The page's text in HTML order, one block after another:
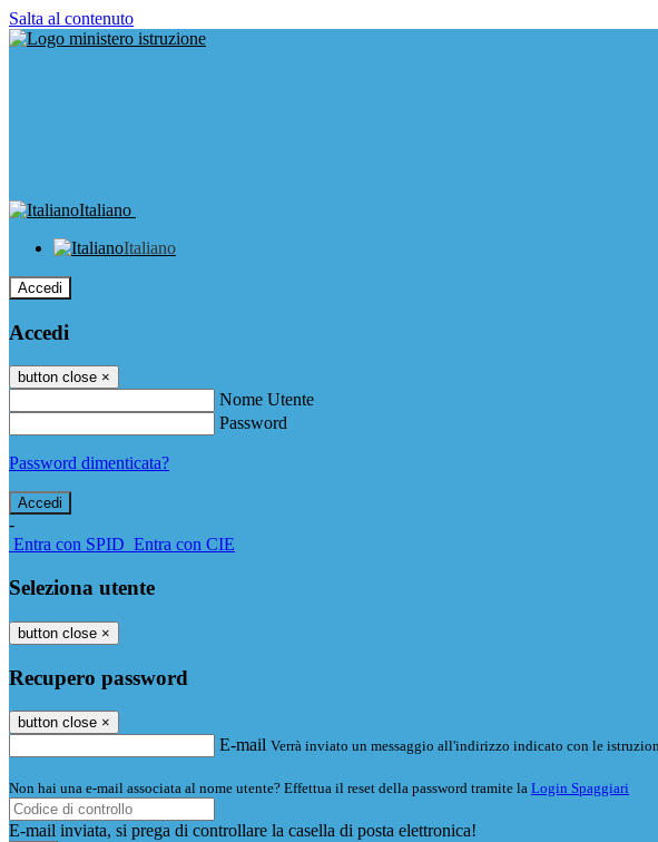
Salta al contenuto
Italiano
Italiano
Accedi
Accedi
button close ×
Nome Utente
Password
Password dimenticata?
-
Entra con SPID Entra con CIE
Seleziona utente
button close ×
Recupero password
button close ×
E-mail Verrà inviato un messaggio all'indirizzo indicato con le
Non hai una e-mail associata al nome utente? Effettua il reset della password tramite la Login Spaggiari
E-mail inviata, si prega di controllare la casella di posta elettronica!